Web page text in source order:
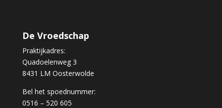
De Vroedschap
Praktijkadres:
Quadoelenweg 3
8431 LM Oosterwolde
Bel het spoednummer:
0516 – 520 605